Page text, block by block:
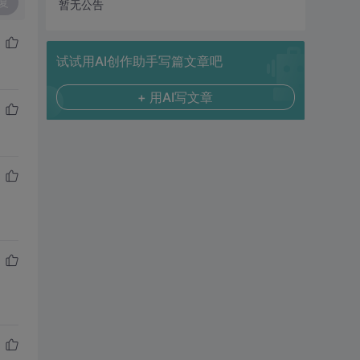
暂无公告
试试用AI创作助手写篇文章吧
+ 用AI写文章